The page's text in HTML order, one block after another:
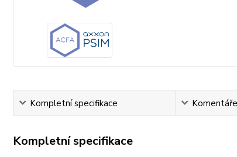
Kompletní specifikace Komentáře
Kompletní specifikace